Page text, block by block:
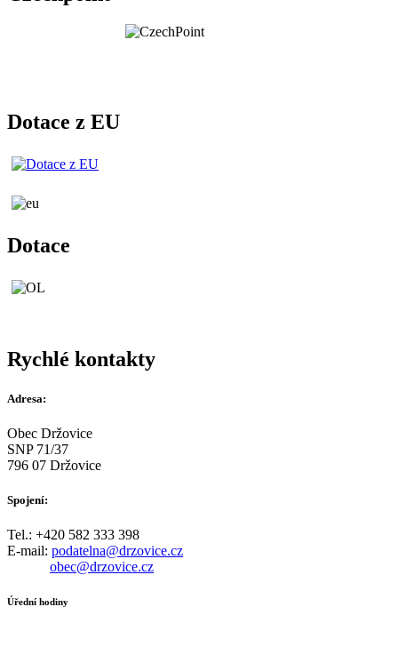
Dotace z EU
Dotace
Rychlé kontakty
Adresa:
Obec Držovice
SNP 71/37
796 07 Držovice
Spojení:
Tel.: +420 582 333 398
E-mail: podatelna@drzovice.cz
obec@drzovice.cz
Úřední hodiny